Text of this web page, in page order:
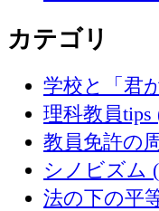
カテゴリ
学校と「君
理科教員tips
教員免許の
シノビズム
法の下の平